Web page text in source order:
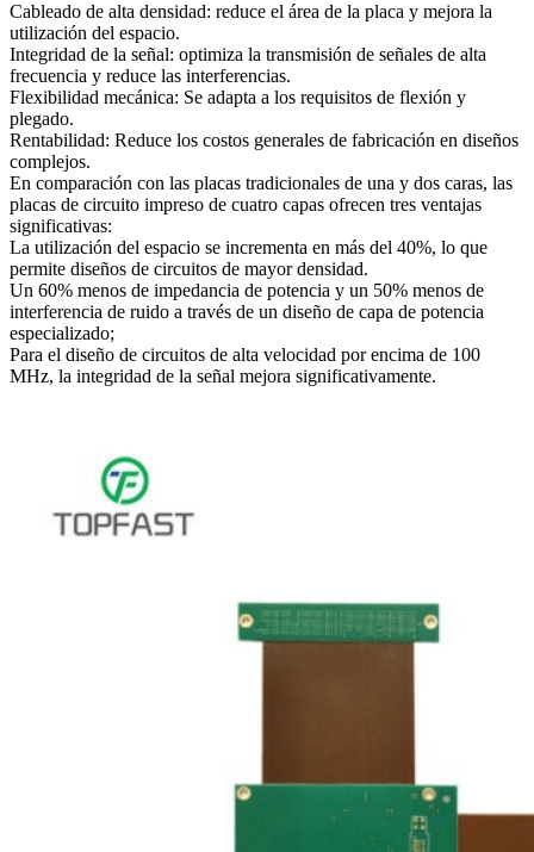
Cableado de alta densidad: reduce el área de la placa y mejora la
utilización del espacio.
Integridad de la señal: optimiza la transmisión de señales de alta
frecuencia y reduce las interferencias.
Flexibilidad mecánica: Se adapta a los requisitos de flexión y
plegado.
Rentabilidad: Reduce los costos generales de fabricación en diseños
complejos.
En comparación con las placas tradicionales de una y dos caras, las
placas de circuito impreso de cuatro capas ofrecen tres ventajas
significativas:
La utilización del espacio se incrementa en más del 40%, lo que
permite diseños de circuitos de mayor densidad.
Un 60% menos de impedancia de potencia y un 50% menos de
interferencia de ruido a través de un diseño de capa de potencia
especializado;
Para el diseño de circuitos de alta velocidad por encima de 100
MHz, la integridad de la señal mejora significativamente.